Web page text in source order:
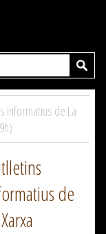
informatius de La
de